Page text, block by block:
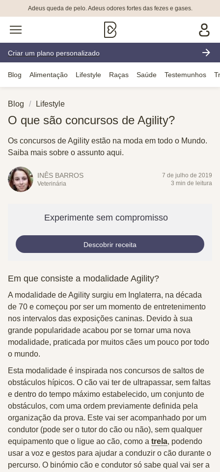
Adeus queda de pelo. Adeus odores fortes das fezes e gases.
Criar um plano personalizado
Blog Alimentação Lifestyle Raças Saúde Testemunhos
Blog Lifestyle
O que são concursos de Agility?
Os concursos de Agility estão na moda em todo o Mundo.
Saiba mais sobre o assunto aqui.
INÊS BARROS
Veterinária
7 de julho de 2019
3 min de leitura
Experimente sem compromisso
Descobrir receita
Em que consiste a modalidade Agility?
A modalidade de Agility surgiu em Inglaterra, na década
de 70 e começou por ser um momento de entretenimento
nos intervalos das exposições caninas. Devido à sua
grande popularidade acabou por se tornar uma nova
modalidade, praticada por muitos cães um pouco por todo
o mundo.
Esta modalidade é inspirada nos concursos de saltos de
obstáculos hípicos. O cão vai ter de ultrapassar, sem faltas
e dentro do tempo máximo estabelecido, um conjunto de
obstáculos, com uma ordem previamente definida pela
organização da prova. Este vai ser acompanhado por um
condutor (pode ser o tutor do cão ou não), sem qualquer
equipamento que o ligue ao cão, como a trela, podendo
usar a voz e gestos para ajudar a conduzir o cão durante o
percurso. O binómio cão e condutor só sabe qual vai ser a